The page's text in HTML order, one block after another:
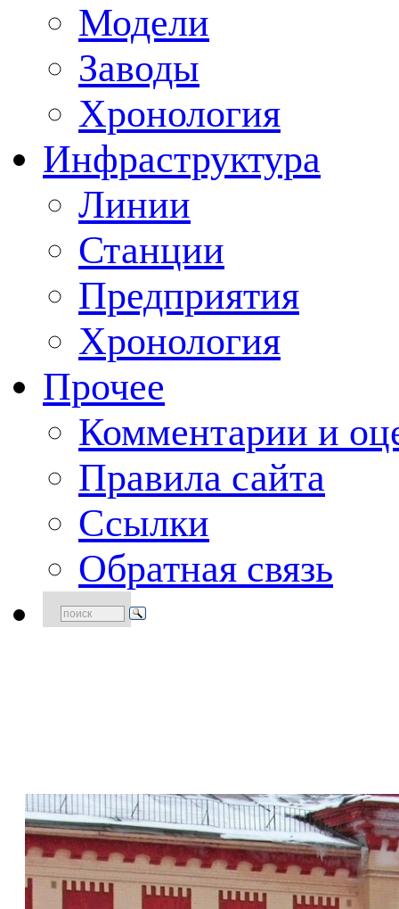
Модели
Заводы
Хронология
Инфраструктура
Линии
Станции
Предприятия
Хронология
Прочее
Комментарии и
Правила сайта
Ссылки
Обратная связь